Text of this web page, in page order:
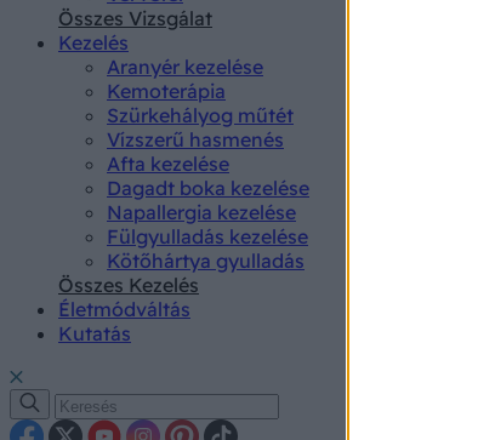
Összes Vizsgálat
Kezelés
Aranyér kezelése
Kemoterápia
Szürkehályog műtét
Vízszerű hasmenés
Afta kezelése
Dagadt boka kezelése
Napallergia kezelése
Fülgyulladás kezelése
Kötőhártya gyulladás
Összes Kezelés
Életmódváltás
Kutatás